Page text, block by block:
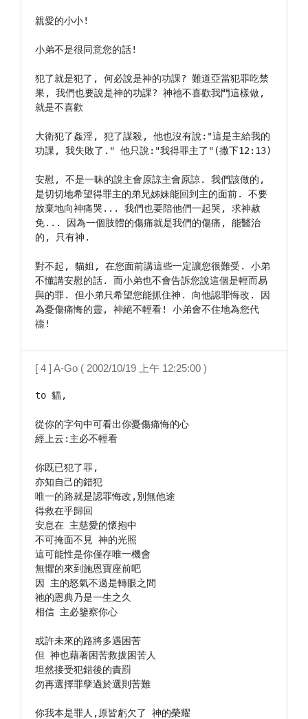
親愛的小小!
小弟不是很同意您的話!
犯了就是犯了, 何必說是神的功課? 難道亞當犯罪吃禁
果, 我們也要說是神的功課? 神祂不喜歡我門這樣做,
就是不喜歡
大衛犯了姦淫, 犯了謀殺, 他也沒有說:"這是主給我的
功課, 我失敗了." 他只說:"我得罪主了"(撒下12:13)
安慰, 不是一昧的說主會原諒主會原諒. 我們該做的,
是切切地希望得罪主的弟兄姊妹能回到主的面前. 不要
放棄地向神痛哭... 我們也要陪他們一起哭, 求神赦
免... 因為一個肢體的傷痛就是我們的傷痛, 能醫治
的, 只有神.
對不起, 貓姐, 在您面前講這些一定讓您很難受. 小弟
不懂講安慰的話. 而小弟也不會告訴您說這個是輕而易
與的罪. 但小弟只希望您能抓住神. 向他認罪悔改. 因
為憂傷痛悔的靈, 神絕不輕看! 小弟會不住地為您代
禱!
[ 4 ] A-Go ( 2002/10/19 上午 12:25:00 )
to 貓,
從你的字句中可看出你憂傷痛悔的心
經上云:主必不輕看
你既已犯了罪,
亦知自己的錯犯
唯一的路就是認罪悔改,別無他途
得救在乎歸回
安息在 主慈愛的懷抱中
不可掩面不見 神的光照
這可能性是你僅存唯一機會
無懼的來到施恩寶座前吧
因 主的怒氣不過是轉眼之間
祂的恩典乃是一生之久
相信 主必鑒察你心
或許未來的路將多遇困苦
但 神也藉著困苦救拔困苦人
坦然接受犯錯後的責罰
勿再選擇罪孽過於選則苦難
你我本是罪人,原皆虧欠了 神的榮耀